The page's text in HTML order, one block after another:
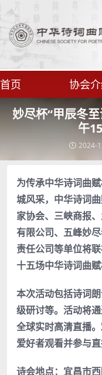
首页 协会
妙尽杯“甲辰冬
午
2024-
为传承中华诗词曲
城风采，中华诗词
家协会、三峡商报
有限公司、五峰妙
责任公司等单位将
十五场中华诗词曲
本次活动包括诗词
级研讨等。活动将
全球实时高清直播
爱好者观看并参与直
诗会地点：宜昌市